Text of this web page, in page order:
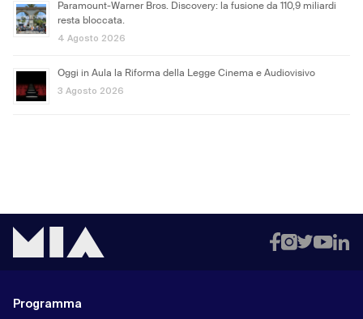
Paramount-Warner Bros. Discovery: la fusione da 110,9 miliardi
resta bloccata.
4 Agosto 2026
Oggi in Aula la Riforma della Legge Cinema e Audiovisivo
3 Agosto 2026
Programma